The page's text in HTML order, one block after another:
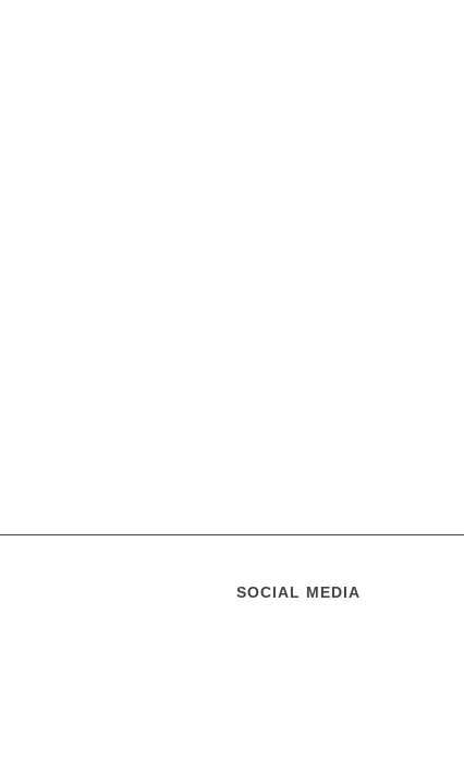
SOCIAL MEDIA